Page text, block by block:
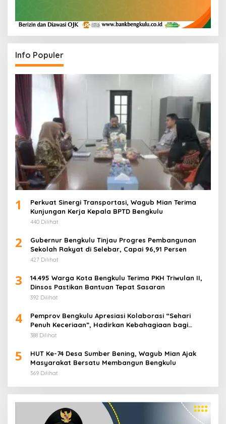
Info Populer
1
Perkuat Sinergi Transportasi, Wagub Mian Terima
Kunjungan Kerja Kepala BPTD Bengkulu
440 Dilihat
2
Gubernur Bengkulu Tinjau Progres Pembangunan
Sekolah Rakyat di Selebar, Capai 96,91 Persen
427 Dilihat
3
14.495 Warga Kota Bengkulu Terima PKH Triwulan II,
Dinsos Pastikan Bantuan Tepat Sasaran
392 Dilihat
4
Pemprov Bengkulu Apresiasi Kolaborasi “Sehari
Penuh Keceriaan”, Hadirkan Kebahagiaan bagi
Puluhan Anak Panti Asuhan
388 Dilihat
5
HUT Ke-74 Desa Sumber Bening, Wagub Mian Ajak
Masyarakat Bersatu Membangun Bengkulu
369 Dilihat